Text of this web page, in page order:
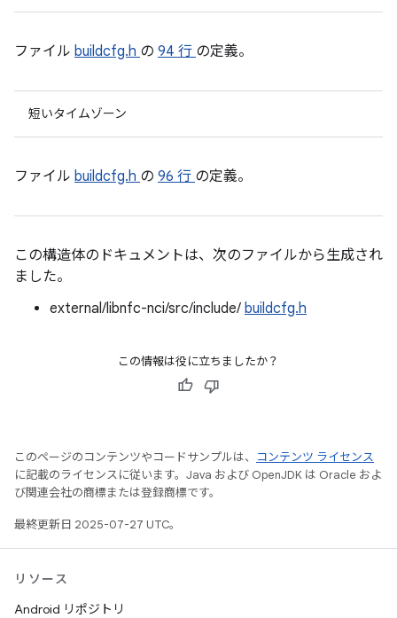
ファイル buildcfg.h の 94 行 の定義。
短いタイムゾーン
ファイル buildcfg.h の 96 行 の定義。
この構造体のドキュメントは、次のファイルから生成され
ました。
external/libnfc-nci/src/include/ buildcfg.h
この情報は役に立ちましたか？
このページのコンテンツやコードサンプルは、
コンテンツ ライセンス
に記載のライセンスに従います。Java および OpenJDK は Oracle およ
び関連会社の商標または登録商標です。
最終更新日 2025-07-27 UTC。
リソース
Android リポジトリ